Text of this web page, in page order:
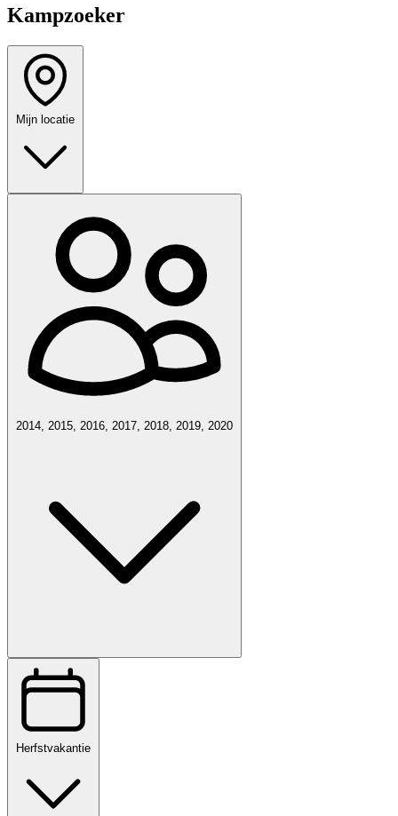
Kampzoeker
Mijn locatie
2014, 2015, 2016, 2017, 2018, 2019, 2020
Herfstvakantie